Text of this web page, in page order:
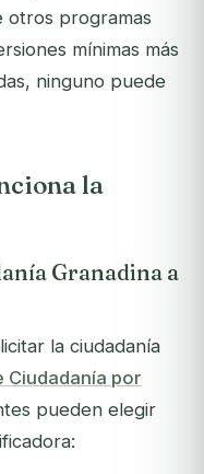
otros programas
mínimas más
ninguno puede
la
Granadina a
la ciudadanía
Ciudadanía por
pueden elegir